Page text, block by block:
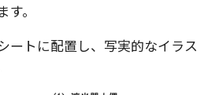
。
ートに配置し、写実的なイラス